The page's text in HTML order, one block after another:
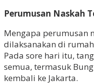
Perumusan Naskah
Mengapa perumusan
dilaksanakan di
Pada sore hari itu,
semua, termasuk
kembali ke Jakarta.